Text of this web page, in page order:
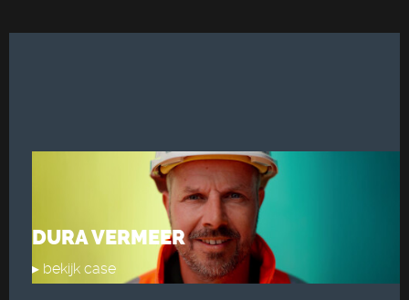
DURA VERMEER
▸ bekijk case